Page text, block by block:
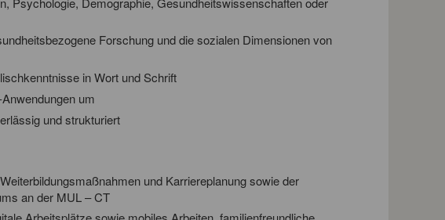
Forschung und die sozialen Dimensionen von
in Wort und Schrift
um
und strukturiert
und Karriereplanung sowie der
an der MUL – CT